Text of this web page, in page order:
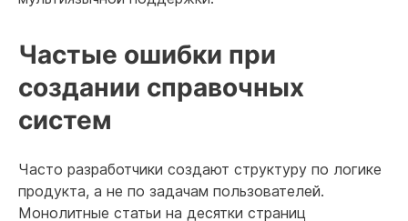
Частые ошибки при
создании справочных
систем
Часто разработчики создают структуру по логике
продукта, а не по задачам пользователей.
Монолитные статьи на десятки страниц